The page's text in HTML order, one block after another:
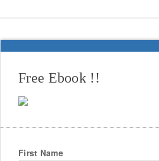
Free Ebook !!
First Name